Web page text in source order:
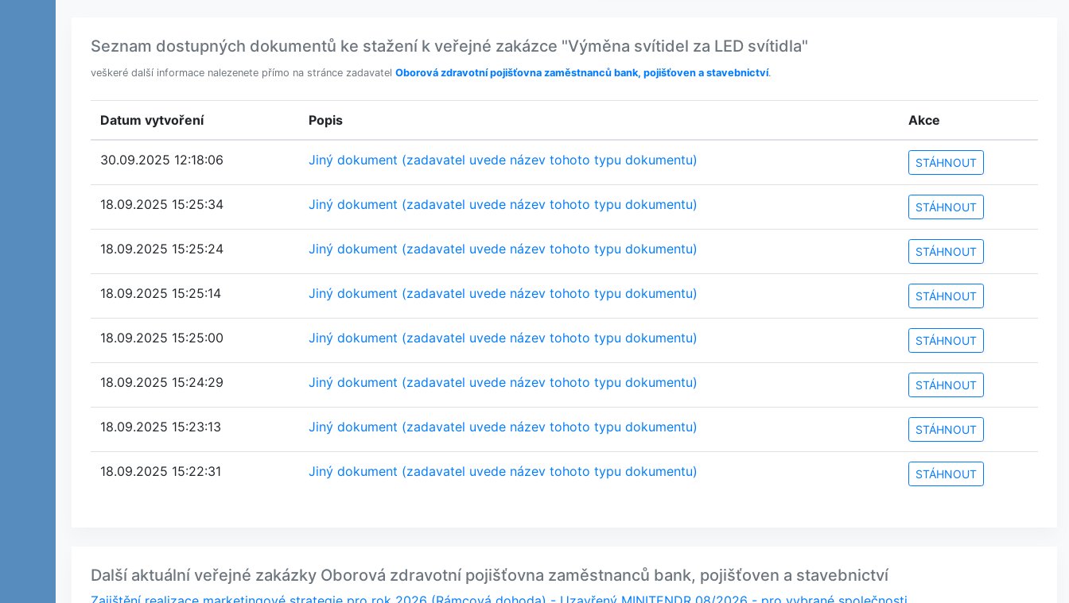
Seznam dostupných dokumentů ke stažení k veřejné zakázce "Výměna svítidel za LED svítidla"
veškeré další informace nalezenete přímo na stránce zadavatel Oborová zdravotní pojišťovna zaměstnanců bank, pojišťoven a stavebnictví.
Datum vytvoření Popis Akce
30.09.2025 12:18:06 Jiný dokument (zadavatel uvede název tohoto typu dokumentu) STÁHNOUT
18.09.2025 15:25:34 Jiný dokument (zadavatel uvede název tohoto typu dokumentu) STÁHNOUT
18.09.2025 15:25:24 Jiný dokument (zadavatel uvede název tohoto typu dokumentu) STÁHNOUT
18.09.2025 15:25:14 Jiný dokument (zadavatel uvede název tohoto typu dokumentu) STÁHNOUT
18.09.2025 15:25:00 Jiný dokument (zadavatel uvede název tohoto typu dokumentu) STÁHNOUT
18.09.2025 15:24:29 Jiný dokument (zadavatel uvede název tohoto typu dokumentu) STÁHNOUT
18.09.2025 15:23:13 Jiný dokument (zadavatel uvede název tohoto typu dokumentu) STÁHNOUT
18.09.2025 15:22:31 Jiný dokument (zadavatel uvede název tohoto typu dokumentu) STÁHNOUT
Další aktuální veřejné zakázky Oborová zdravotní pojišťovna zaměstnanců bank, pojišťoven a stavebnictví